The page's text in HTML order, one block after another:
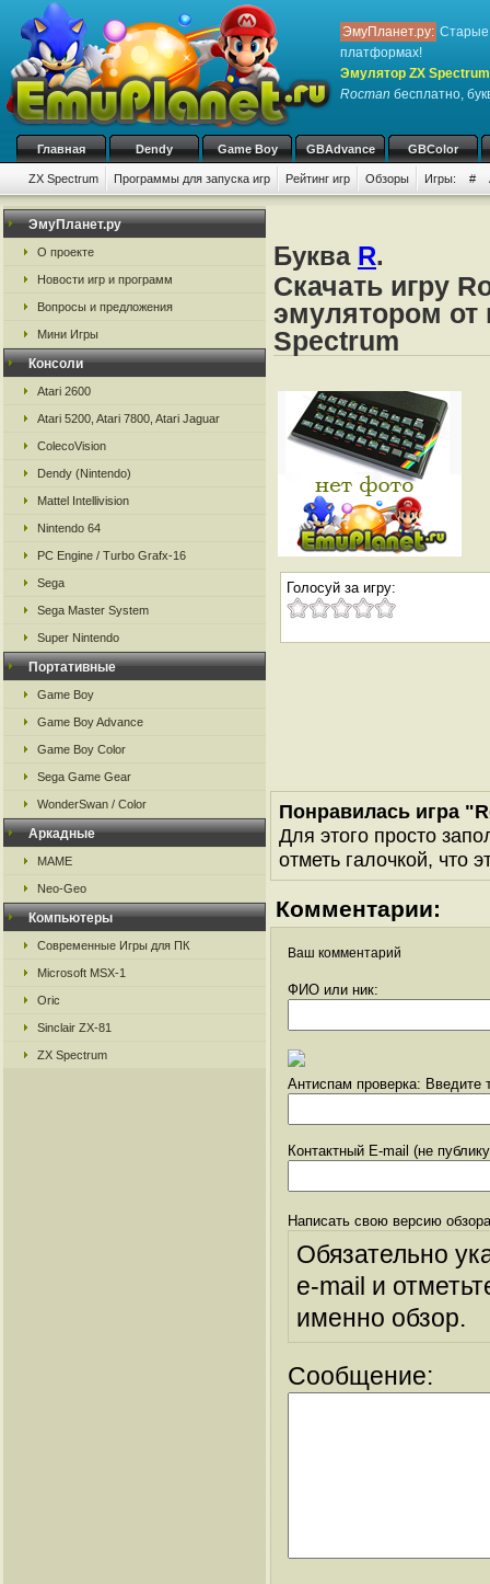
ЭмуПланет.ру: Старые
платформах!
Эмулятор ZX
Rocman бесплатно,
Главная Dendy Game Boy GBAdvance GBColor
ZX Spectrum Программы для запуска игр Рейтинг игр Обзоры Игры: #
ЭмуПланет.ру
О проекте
Новости игр и программ
Вопросы и предложения
Мини Игры
Консоли
Atari 2600
Atari 5200, Atari 7800, Atari Jaguar
ColecoVision
Dendy (Nintendo)
Mattel Intellivision
Nintendo 64
PC Engine / Turbo Grafx-16
Sega
Sega Master System
Super Nintendo
Портативные
Game Boy
Game Boy Advance
Game Boy Color
Sega Game Gear
WonderSwan / Color
Аркадные
MAME
Neo-Geo
Компьютеры
Современные Игры для ПК
Microsoft MSX-1
Oric
Sinclair ZX-81
ZX Spectrum
Буква R.
Скачать игру
эмулятором от
Spectrum
Голосуй за игру:
Понравилась игра
Для этого просто
отметь галочкой, что
Комментарии:
Ваш комментарий
ФИО или ник:
Антиспам проверка: Введите
Контактный E-mail (не
Написать свою версию
Обязательно
e-mail и
именно обзор.
Сообщение: